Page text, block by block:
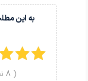
به این
(
8